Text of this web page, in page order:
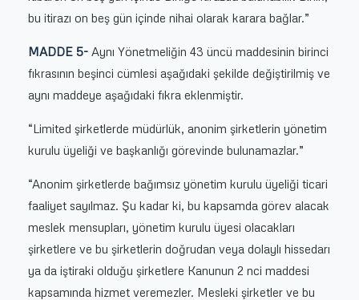
bu itirazı on beş gün içinde nihai olarak karara bağlar.”
MADDE 5- Aynı Yönetmeliğin 43 üncü maddesinin birinci
fıkrasının beşinci cümlesi aşağıdaki şekilde değiştirilmiş ve
aynı maddeye aşağıdaki fıkra eklenmiştir.
“Limited şirketlerde müdürlük, anonim şirketlerin yönetim
kurulu üyeliği ve başkanlığı görevinde bulunamazlar.”
“Anonim şirketlerde bağımsız yönetim kurulu üyeliği ticari
faaliyet sayılmaz. Şu kadar ki, bu kapsamda görev alacak
meslek mensupları, yönetim kurulu üyesi olacakları
şirketlere ve bu şirketlerin doğrudan veya dolaylı hissedarı
ya da iştiraki olduğu şirketlere Kanunun 2 nci maddesi
kapsamında hizmet veremezler. Mesleki şirketler ve bu